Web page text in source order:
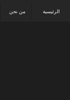
من نحن الرئيسية